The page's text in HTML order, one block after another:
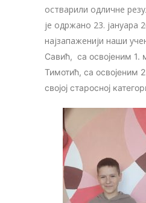
остварили одличне
је одржано 23. јануара
најзапаженији наши
Савић, са освојеним 1.
Тимотић, са освојеним
својој старосној